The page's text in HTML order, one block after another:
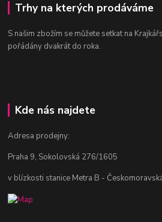
Trhy na kterých prodáváme
S našim zbožím se můžete setkat na
pořádány dvakrát do roka.
Kde nás najdete
Adresa prodejny:
Praha 9, Sokolovská 276/1605
v blízkosti stanice Metra B -